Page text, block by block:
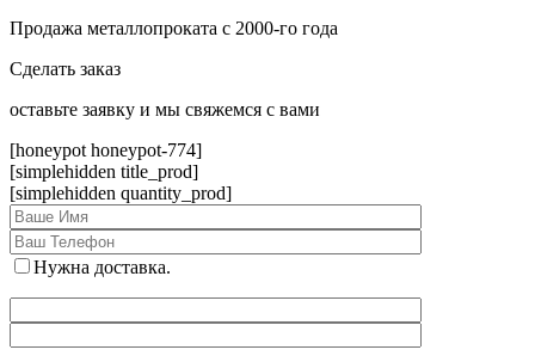
Продажа металлопроката с 2000-го года
Сделать заказ
оcтавьте заявку и мы свяжемся с вами
[honeypot honeypot-774]
[simplehidden title_prod]
[simplehidden quantity_prod]
Нужна доставка.